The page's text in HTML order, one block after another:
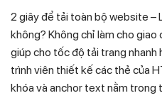
2 giây để tải toàn bộ website –
không? Không chỉ làm cho giao
giúp cho tốc độ tải trang nhanh
trình viên thiết kế các thẻ của
khóa và anchor text nằm trong